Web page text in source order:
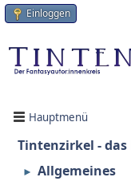
Einloggen
Hauptmenü
Tintenzirkel -
► Allgemeines